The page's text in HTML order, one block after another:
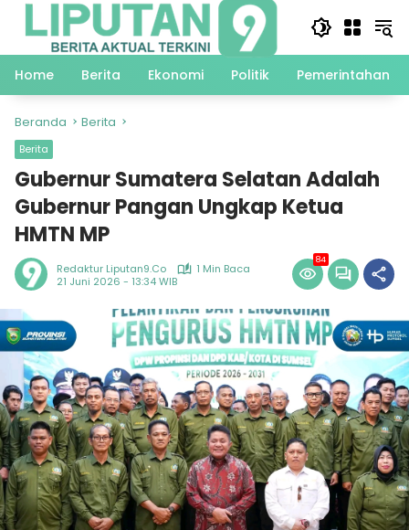
Langsung
Home
Berita Ekonomi Politik Pemerintahan
Beranda Berita
Berita
Gubernur Sumatera Selatan Adalah
Gubernur Pangan Ungkap Ketua
HMTN MP
Redaktur Liputan9.co
1 Min Baca
21 Juni 2026 - 13:34 WIB
84